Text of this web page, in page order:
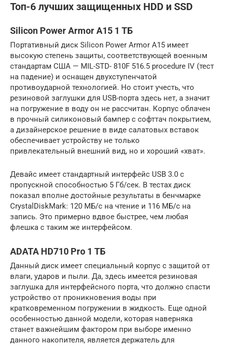
Топ-6 лучших защищенных HDD и SSD
Silicon Power Armor A15 1 ТБ
Портативный диск Silicon Power Armor A15 имеет
высокую степень защиты, соответствующей военным
стандартам США — MIL-STD- 810F 516.5 procedure IV (тест
на падение) и оснащен двухступенчатой
противоударной технологией. Но стоит учесть, что
резиновой заглушки для USB-порта здесь нет, а значит
на погружение в воду он не рассчитан. Корпус облачен
в прочный силиконовый бампер с софттач покрытием,
а дизайнерское решение в виде салатовых вставок
обеспечивает устройству не только
привлекательный внешний вид, но и хороший «хват».
Девайс имеет стандартный интерфейс USB 3.0 с
пропускной способностью 5 Гб/сек. В тестах диск
показал вполне достойные результаты в бенчмарке
CrystalDiskMark: 120 МБ/с на чтение и 116 МБ/с на
запись. Это примерно вдвое быстрее, чем любая
флешка с таким же интерфейсом.
ADATA HD710 Pro 1 ТБ
Данный диск имеет специальный корпус с защитой от
влаги, ударов и пыли. Да, здесь имеется резиновая
заглушка для интерфейсного порта, что должно спасти
устройство от проникновения воды при
кратковременном погружении в жидкость. Еще одной
особенностью данной модели, которая наверняка
станет важнейшим фактором при выборе именно
данного накопителя, является держатель для